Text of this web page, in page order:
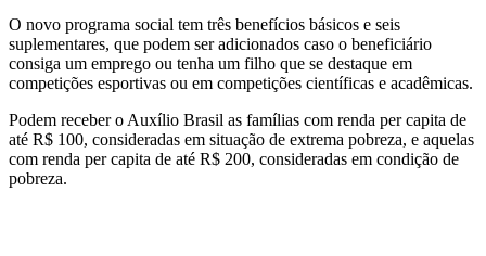
O novo programa social tem três benefícios básicos e seis
suplementares, que podem ser adicionados caso o beneficiário
consiga um emprego ou tenha um filho que se destaque em
competições esportivas ou em competições científicas e acadêmicas.
Podem receber o Auxílio Brasil as famílias com renda per capita de
até R$ 100, consideradas em situação de extrema pobreza, e aquelas
com renda per capita de até R$ 200, consideradas em condição de
pobreza.